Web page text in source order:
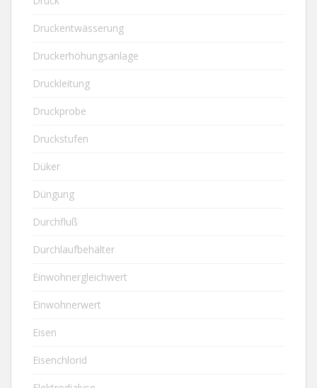
Druckentwässerung
Druckerhöhungsanlage
Druckleitung
Druckprobe
Druckstufen
Düker
Düngung
Durchfluß
Durchlaufbehälter
Einwohnergleichwert
Einwohnerwert
Eisen
Eisenchlorid